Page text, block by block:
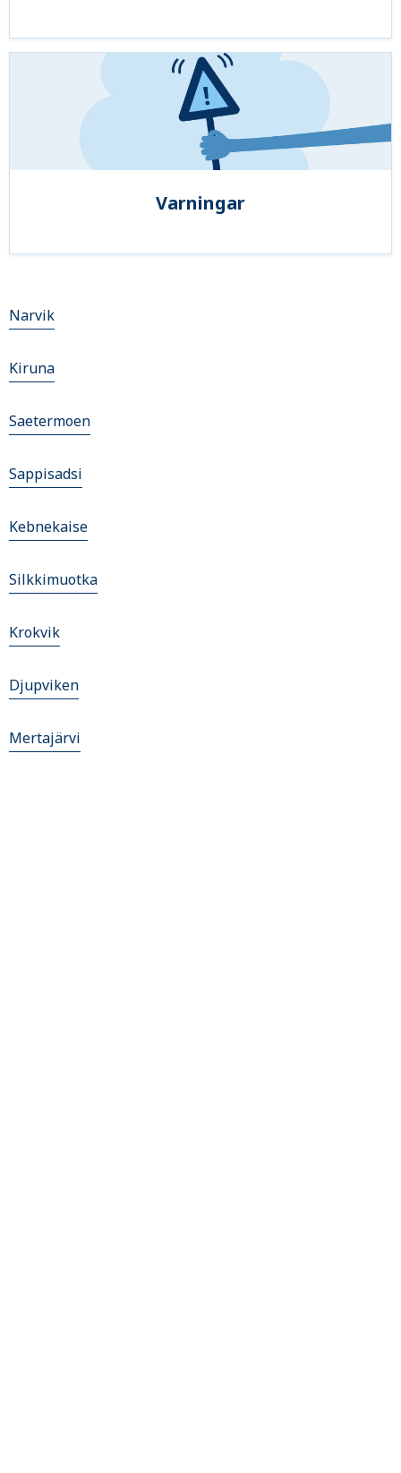
Varningar
Narvik
Kiruna
Saetermoen
Sappisadsi
Kebnekaise
Silkkimuotka
Krokvik
Djupviken
Mertajärvi